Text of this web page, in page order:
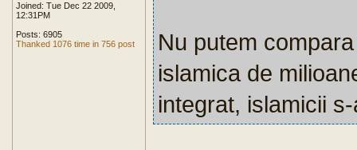
Joined: Tue Dec 22 2009,
12:31PM
Posts: 6905
Thanked 1076 time in 756 post
Nu putem
islamica de
integrat, islamicii